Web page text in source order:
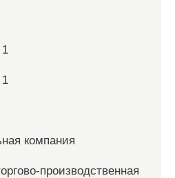
компания
производственная